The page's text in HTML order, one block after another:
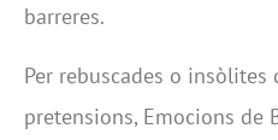
barreres.
Per rebuscades o
pretensions, Emocions de